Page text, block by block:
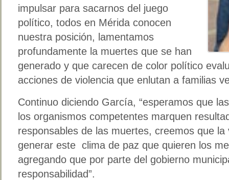
impulsar para sacarnos del juego
político, todos en Mérida conocen
nuestra posición, lamentamos
profundamente la muertes que se han
generado y que carecen de color político
acciones de violencia que enlutan a familias
Continuo diciendo García, “esperamos que
los organismos competentes marquen
responsables de las muertes, creemos que
generar este clima de paz que quieren los
agregando que por parte del gobierno
responsabilidad”.